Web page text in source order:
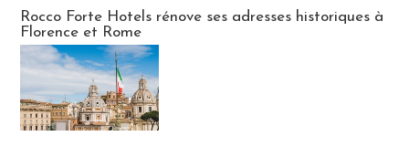
Rocco Forte Hotels rénove ses adresses historiques à
Florence et Rome